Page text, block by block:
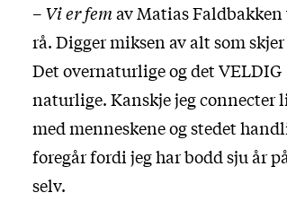
–Vi er femav Matias
rå. Digger miksen av alt som
Det overnaturlige og det VELDIG
naturlige. Kanskje jeg connecter
med menneskene og stedet
foregår fordi jeg har bodd sju år
selv.